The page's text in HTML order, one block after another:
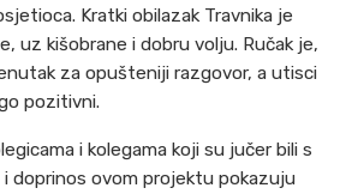
Kratki obilazak Travnika je
uz kišobrane i dobru volju. Ručak je,
za opušteniji razgovor, a utisci
pozitivni.
i kolegama koji su jučer bili s
i doprinos ovom projektu pokazuju